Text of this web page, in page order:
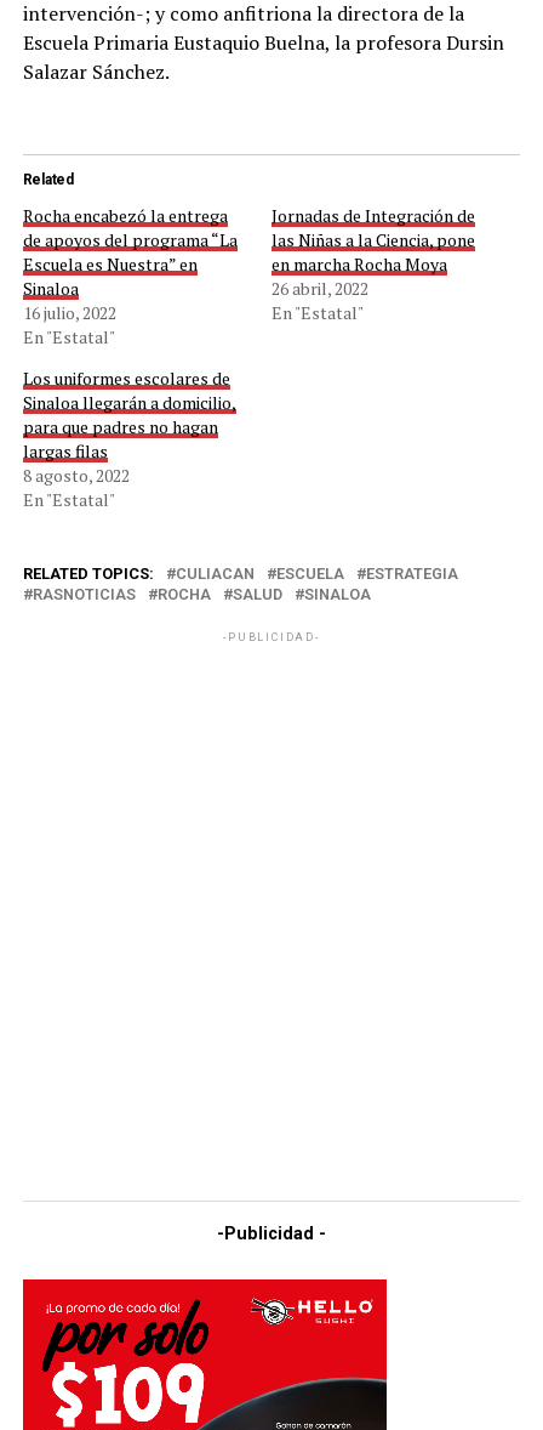
intervención-; y como anfitriona la directora de la
Escuela Primaria Eustaquio Buelna, la profesora Dursin
Salazar Sánchez.
Related
Rocha encabezó la entrega
de apoyos del programa “La
Escuela es Nuestra” en
Sinaloa
16 julio, 2022
En "Estatal"
Jornadas de Integración de
las Niñas a la Ciencia, pone
en marcha Rocha Moya
26 abril, 2022
En "Estatal"
Los uniformes escolares de
Sinaloa llegarán a domicilio,
para que padres no hagan
largas filas
8 agosto, 2022
En "Estatal"
RELATED TOPICS: CULIACAN ESCUELA
ESTRATEGIA
RASNOTICIAS
ROCHA SALUD‏ SINALOA
-PUBLICIDAD-
-Publicidad -